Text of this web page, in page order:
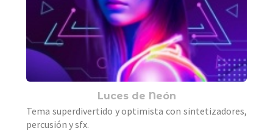
Luces de Neón
Tema superdivertido y optimista con sintetizadores,
percusión y sfx.